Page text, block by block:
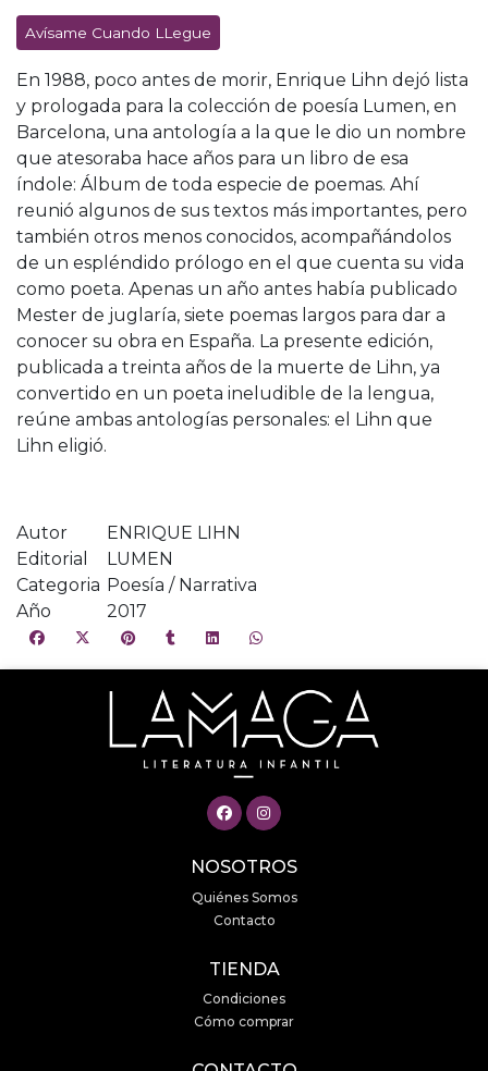
Avísame Cuando LLegue
En 1988, poco antes de morir, Enrique Lihn dejó lista
y prologada para la colección de poesía Lumen, en
Barcelona, una antología a la que le dio un nombre
que atesoraba hace años para un libro de esa
índole: Álbum de toda especie de poemas. Ahí
reunió algunos de sus textos más importantes, pero
también otros menos conocidos, acompañándolos
de un espléndido prólogo en el que cuenta su vida
como poeta. Apenas un año antes había publicado
Mester de juglaría, siete poemas largos para dar a
conocer su obra en España. La presente edición,
publicada a treinta años de la muerte de Lihn, ya
convertido en un poeta ineludible de la lengua,
reúne ambas antologías personales: el Lihn que
Lihn eligió.
Autor
ENRIQUE LIHN
Editorial
LUMEN
Categoria Poesía / Narrativa
Año
2017
NOSOTROS
Quiénes Somos
Contacto
TIENDA
Condiciones
Cómo comprar